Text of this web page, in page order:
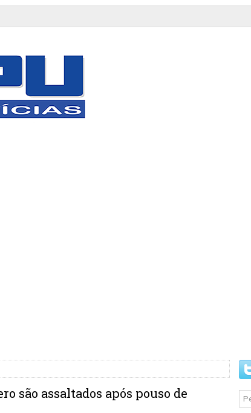
são assaltados após pouso de